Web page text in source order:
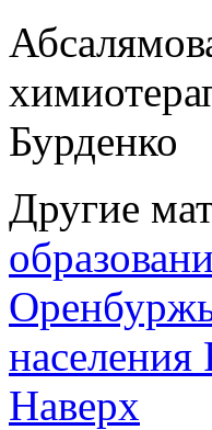
Бурденко
Другие
Наверх